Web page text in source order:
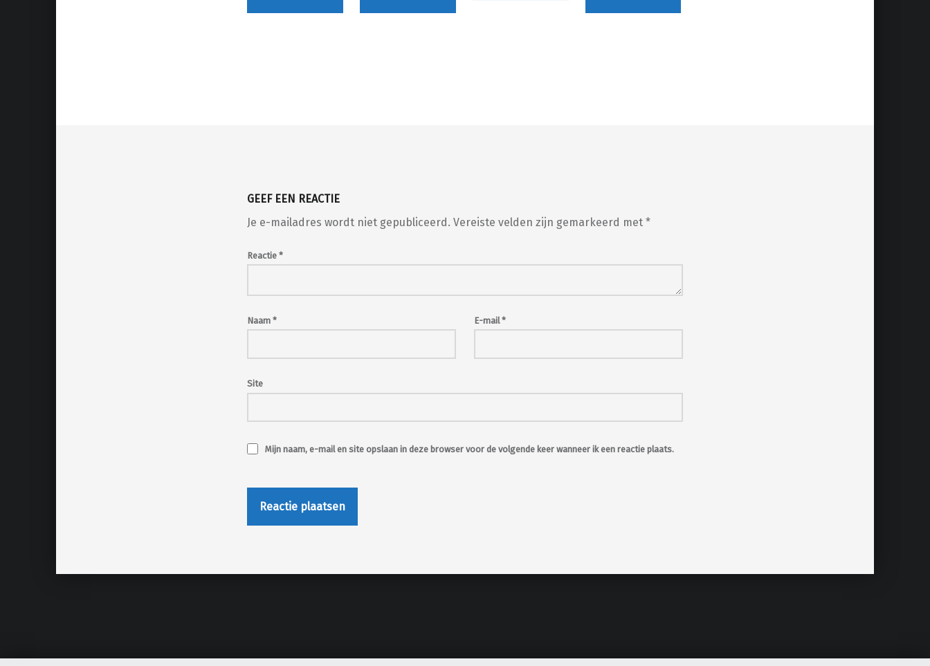
GEEF EEN REACTIE
Je e-mailadres wordt niet gepubliceerd. Vereiste velden zijn gemarkeerd met *
Reactie *
Naam * E-mail*
Site
Mijn naam, e-mail en site opslaan in deze browser voor de volgende keer wanneer ik een reactie plaats.